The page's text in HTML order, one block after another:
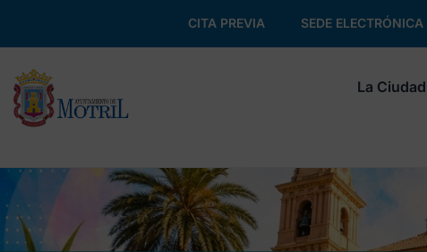
CITA PREVIA SEDE ELECTRÓNICA
La Ciudad